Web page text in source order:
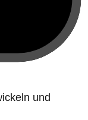
und